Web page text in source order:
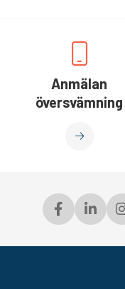
Anmälan
översvämning